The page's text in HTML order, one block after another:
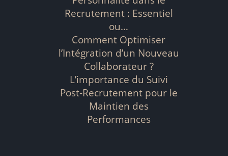
Recrutement : Essentiel
ou…
Comment Optimiser
l’Intégration d’un Nouveau
Collaborateur ?
L’importance du Suivi
Post-Recrutement pour le
Maintien des
Performances